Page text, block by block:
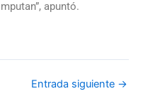
apuntó.
Entrada siguiente →